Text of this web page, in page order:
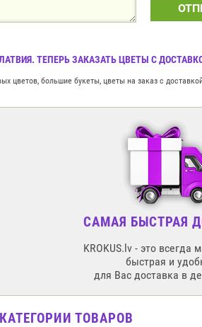
ТЕПЕРЬ ЗАКАЗАТЬ ЦВЕТЫ С
цветов, большие букеты, цветы на заказ с
САМАЯ БЫСТРАЯ
KROKUS.lv - это всегда
быстрая и
для Вас доставка в
КАТЕГОРИИ ТОВАРОВ